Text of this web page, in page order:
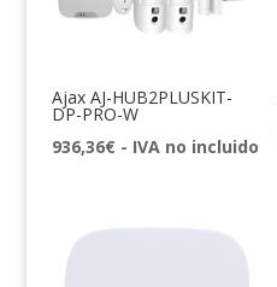
Ajax AJ-HUB2PLUSKIT-
DP-PRO-W
936,36€ - IVA no incluido